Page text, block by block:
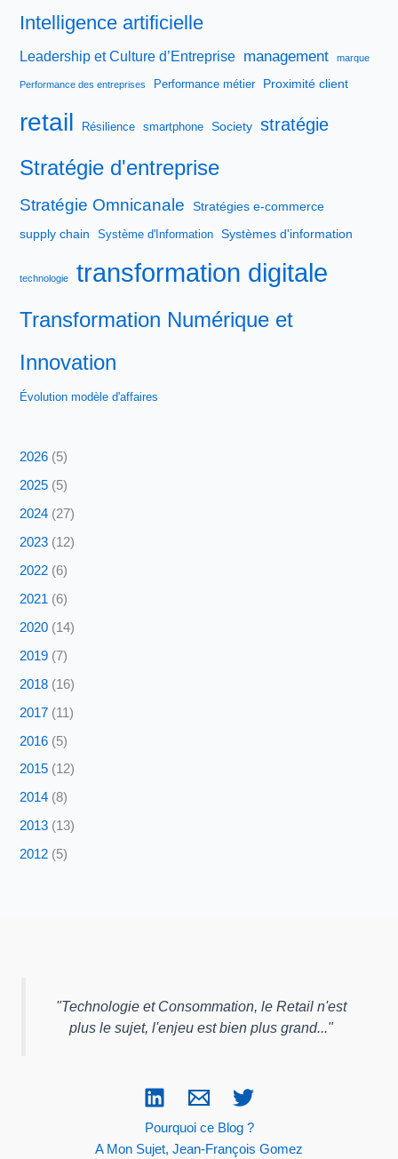
Intelligence artificielle
Leadership et Culture d’Entreprise management marque
Performance des entreprises Performance métier Proximité client
retail Résilience smartphone Society stratégie
Stratégie d'entreprise
Stratégie Omnicanale
Stratégies e-commerce
supply chain
Système d'Information Systèmes d'information
technologie transformation digitale
Transformation Numérique et
Innovation
Évolution modèle d'affaires
2026 (5)
2025 (5)
2024 (27)
2023 (12)
2022 (6)
2021 (6)
2020 (14)
2019 (7)
2018 (16)
2017 (11)
2016 (5)
2015 (12)
2014 (8)
2013 (13)
2012 (5)
"Technologie et Consommation, le Retail n'est
plus le sujet, l'enjeu est bien plus grand..."
Pourquoi ce Blog ?
A Mon Sujet, Jean-François Gomez